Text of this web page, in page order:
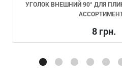
УГОЛОК ВНЕШНИЙ 90° ДЛЯ
8 грн.